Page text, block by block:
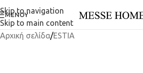
Skip to navigation
Skip to main content
ΜΕΝΟΎ
Αρχική σελίδα/ESTIA